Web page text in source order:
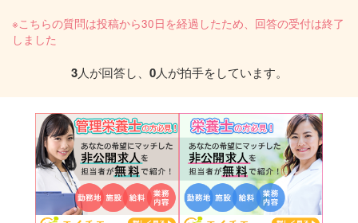
※こちらの質問は投稿から30日を経過したため、回答の受付は終了
しました
3人が回答し、 0人が拍手をしています。